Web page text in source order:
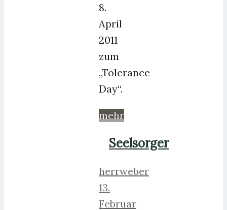
8.
April
2011
zum
„Tolerance
Day“.
mehr
Seelsorger
herrweber
13.
Februar